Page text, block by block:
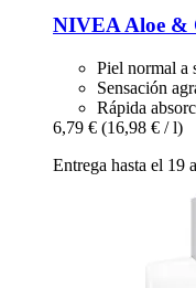
NIVEA Aloe &
Piel normal a
Sensación
Rápida
6,79 € (16,98 € / l)
Entrega hasta el 19